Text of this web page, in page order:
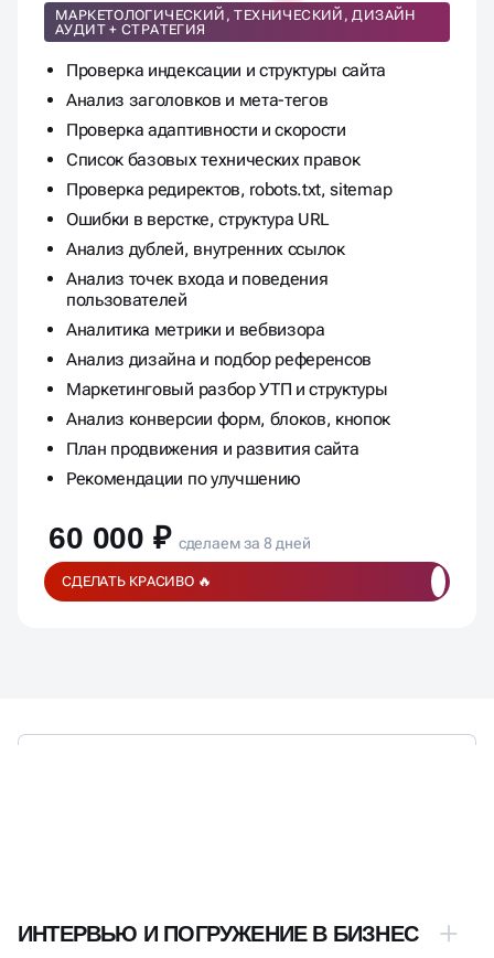
МАРКЕТОЛОГИЧЕСКИЙ, ТЕХНИЧЕСКИЙ, ДИЗАЙН
АУДИТ + СТРАТЕГИЯ
Проверка индексации и структуры сайта
Анализ заголовков и мета-тегов
Проверка адаптивности и скорости
Список базовых технических правок
Проверка редиректов, robots.txt, sitemap
Ошибки в верстке, структура URL
Анализ дублей, внутренних ссылок
Анализ точек входа и поведения
пользователей
Аналитика метрики и вебвизора
Анализ дизайна и подбор референсов
Маркетинговый разбор УТП и структуры
Анализ конверсии форм, блоков, кнопок
План продвижения и развития сайта
Рекомендации по улучшению
60 000 ₽ сделаем за 8 дней
СДЕЛАТЬ КРАСИВО 🔥
ИНТЕРВЬЮ И ПОГРУЖЕНИЕ В БИЗНЕС